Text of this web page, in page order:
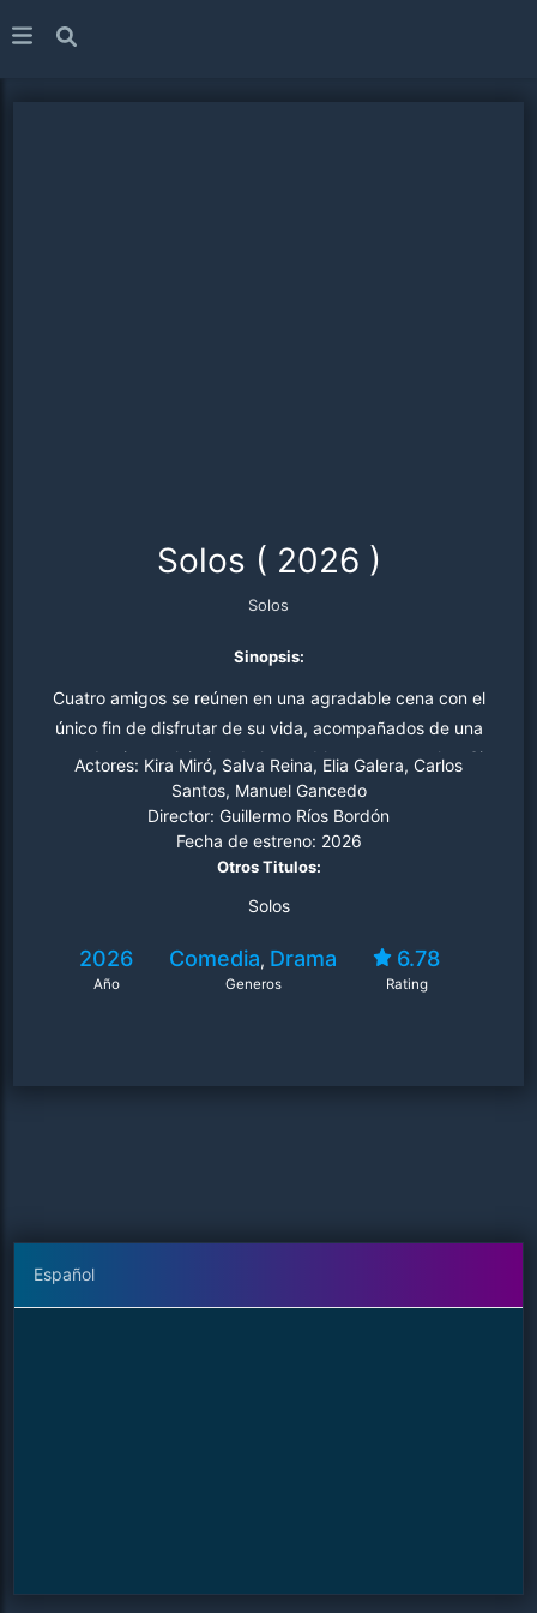
Solos ( 2026 )
Solos
Sinopsis:
Cuatro amigos se reúnen en una agradable cena con el
único fin de disfrutar de su vida, acompañados de una
copa de vino y alejados de los problemas personales. Sin
embargo, las insatisfacciones comienzan a llegar según
avanza la noche y surgen temas que les inquietan, como
el miedo, la pareja, la amistad, el sexo, el trabajo, la
complicidad o la muerte.
Actores: Kira Miró, Salva Reina, Elia Galera, Carlos
Santos, Manuel Gancedo
Director: Guillermo Ríos Bordón
Fecha de estreno: 2026
Otros Titulos:
Solos
2026
Año
Comedia, Drama
Generos
6.78
Rating
Español